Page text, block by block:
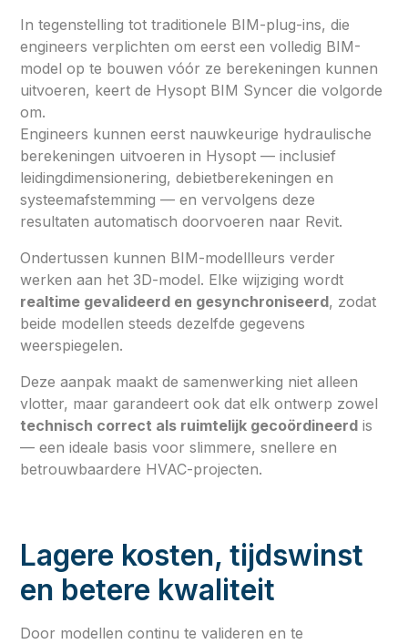
In tegenstelling tot traditionele BIM-plug-ins, die
engineers verplichten om eerst een volledig BIM-
model op te bouwen vóór ze berekeningen kunnen
uitvoeren, keert de Hysopt BIM Syncer die volgorde
om.
Engineers kunnen eerst nauwkeurige hydraulische
berekeningen uitvoeren in Hysopt — inclusief
leidingdimensionering, debietberekeningen en
systeemafstemming — en vervolgens deze
resultaten automatisch doorvoeren naar Revit.
Ondertussen kunnen BIM-modellleurs verder
werken aan het 3D-model. Elke wijziging wordt
realtime gevalideerd en gesynchroniseerd, zodat
beide modellen steeds dezelfde gegevens
weerspiegelen.
Deze aanpak maakt de samenwerking niet alleen
vlotter, maar garandeert ook dat elk ontwerp zowel
technisch correct als ruimtelijk gecoördineerd is
— een ideale basis voor slimmere, snellere en
betrouwbaardere HVAC-projecten.
Lagere kosten, tijdswinst
en betere kwaliteit
Door modellen continu te valideren en te